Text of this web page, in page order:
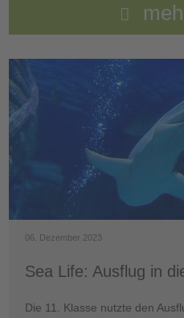
06. Dezember 2023
Sea Life: Ausflug in
Die 11. Klasse nutzte den